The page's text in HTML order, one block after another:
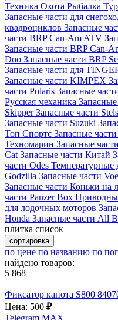
Техника Охота Рыбалка
Запасные части для
квадроциклов Запасные
части BRP Can-Am ATV
Запасные части BRP Can-
Doo Запасные части BRP
Запасные части для
Запасные части KIMPEX
части Polaris Запасные
Русская механика Запасные
SkipperЗапасные части Stels
Запасные части Suzuki
Топ Спортс Запасные
Техномарин Запасные
Cat Запасные части Китай
части Odes Температурные
Godzilla Запасные части
Запасные части Коньки на
части Panzer Box
для лодочных моторов
Honda Запасные части All
плитка список
сортировка
по цене по названию по
найдено товаров:
5 868
Фиксатор капота S800
Цена: 500 ₽
Telegram MAX